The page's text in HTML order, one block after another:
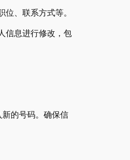
、联系方式等。
信息进行修改，包
的号码。确保信